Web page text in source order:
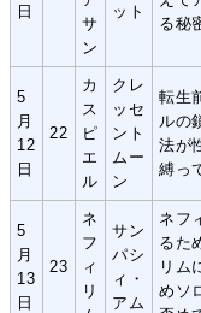
日
サ
ン
ット
る秘
5
月
12
日
22
カ
ス
ピ
エ
ル
クレ
ッセ
ント
ムー
ン
転生
ルの
法が
縛っ
5
月
13
日
23
ネ
フ
ィ
リ
サン
パシ
ィ・
アム
ネフ
るた
リム
めソ